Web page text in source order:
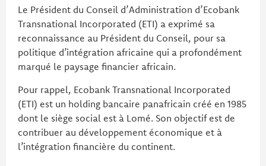
Le Président du Conseil d’Administration d’Ecobank
Transnational Incorporated (ETI) a exprimé sa
reconnaissance au Président du Conseil, pour sa
politique d’intégration africaine qui a profondément
marqué le paysage financier africain.
Pour rappel, Ecobank Transnational Incorporated
(ETI) est un holding bancaire panafricain créé en 1985
dont le siège social est à Lomé. Son objectif est de
contribuer au développement économique et à
l’intégration financière du continent.